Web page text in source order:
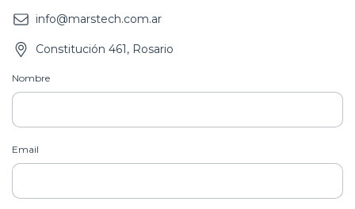
info@marstech.com.ar
Constitución 461, Rosario
Nombre
Email